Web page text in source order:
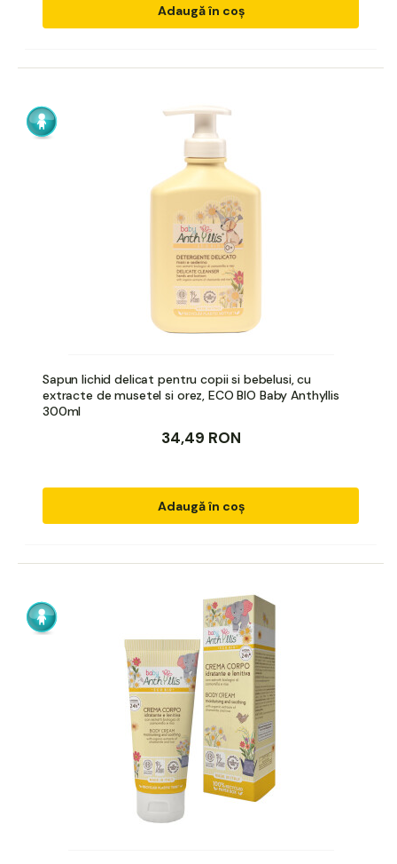
Adaugă în coș
Sapun lichid delicat pentru copii si bebelusi, cu
extracte de musetel si orez, ECO BIO Baby Anthyllis
300ml
34,49 RON
Adaugă în coș